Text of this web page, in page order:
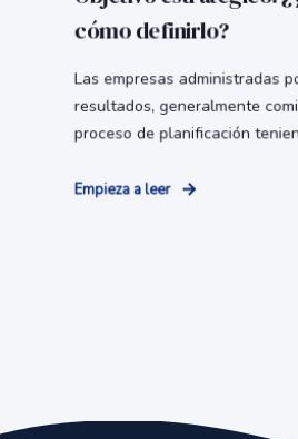
cómo definirlo?
Las empresas administradas
resultados, generalmente
proceso de planificación
Empieza a leer